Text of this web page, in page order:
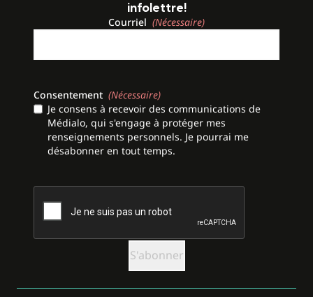
infolettre!
Courriel (Nécessaire)
Consentement (Nécessaire)
Je consens à recevoir des communications de
Médialo, qui s'engage à protéger mes
renseignements personnels. Je pourrai me
désabonner en tout temps.
CAPTCHA